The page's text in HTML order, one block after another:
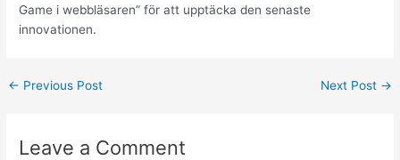
Game i webbläsaren” för att upptäcka den senaste
innovationen.
← Previous Post Next Post →
Leave a Comment